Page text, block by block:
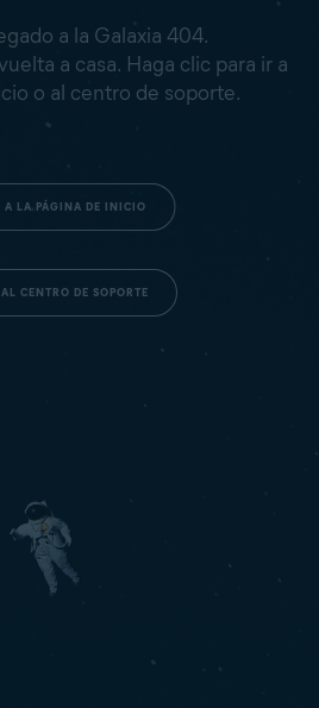
a la Galaxia 404.
a casa. Haga clic para ir a
o al centro de soporte.
A LA PÁGINA DE INICIO
CENTRO DE SOPORTE